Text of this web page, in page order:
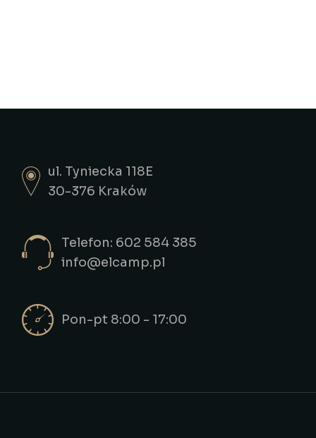
ul. Tyniecka 118E
30-376 Kraków
Telefon: 602 584 385
info@elcamp.pl
Pon-pt 8:00 - 17:00